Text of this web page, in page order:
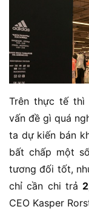
Trên thực tế thì
vấn đề gì quá
ta dự kiến bán
bất chấp một
tương đối tốt,
chỉ cần chi trả
CEO Kasper